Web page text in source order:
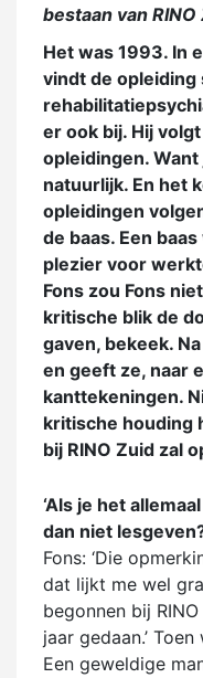
bestaan van RINO
Het was 1993. In
vindt de opleiding
er ook bij. Hij
opleidingen.
natuurlijk. En het
opleidingen
de baas. Een
plezier voor
Fons zou Fons
kritische blik de
gaven, bekeek.
en geeft ze, naar
kanttekeningen.
kritische houding
bij RINO Zuid zal
‘Als je het
dan niet
Fons: ‘Die
dat lijkt me wel
begonnen bij
jaar gedaan.’
Een geweldige